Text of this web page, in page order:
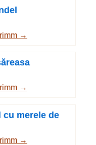
→
→
cu merele de
→